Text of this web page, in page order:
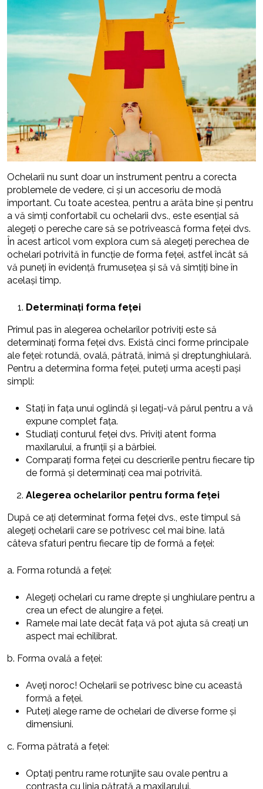
Ochelarii nu sunt doar un instrument pentru a corecta
problemele de vedere, ci și un accesoriu de modă
important. Cu toate acestea, pentru a arăta bine și pentru
a vă simți confortabil cu ochelarii dvs., este esențial să
alegeți o pereche care să se potrivească forma feței dvs.
În acest articol vom explora cum să alegeți perechea de
ochelari potrivită în funcție de forma feței, astfel încât să
vă puneți în evidență frumusețea și să vă simțiți bine în
același timp.
Determinați forma feței
Primul pas în alegerea ochelarilor potriviți este să
determinați forma feței dvs. Există cinci forme principale
ale feței: rotundă, ovală, pătrată, inimă și dreptunghiulară.
Pentru a determina forma feței, puteți urma acești pași
simpli:
Stați în fața unui oglindă și legați-vă părul pentru a vă
expune complet fața.
Studiați conturul feței dvs. Priviți atent forma
maxilarului, a frunții și a bărbiei.
Comparați forma feței cu descrierile pentru fiecare tip
de formă și determinați cea mai potrivită.
Alegerea ochelarilor pentru forma feței
După ce ați determinat forma feței dvs., este timpul să
alegeți ochelarii care se potrivesc cel mai bine. Iată
câteva sfaturi pentru fiecare tip de formă a feței:
a. Forma rotundă a feței:
Alegeți ochelari cu rame drepte și unghiulare pentru a
crea un efect de alungire a feței.
Ramele mai late decât fața vă pot ajuta să creați un
aspect mai echilibrat.
b. Forma ovală a feței:
Aveți noroc! Ochelarii se potrivesc bine cu această
formă a feței.
Puteți alege rame de ochelari de diverse forme și
dimensiuni.
c. Forma pătrată a feței:
Optați pentru rame rotunjite sau ovale pentru a
contrasta cu linia pătrată a maxilarului.